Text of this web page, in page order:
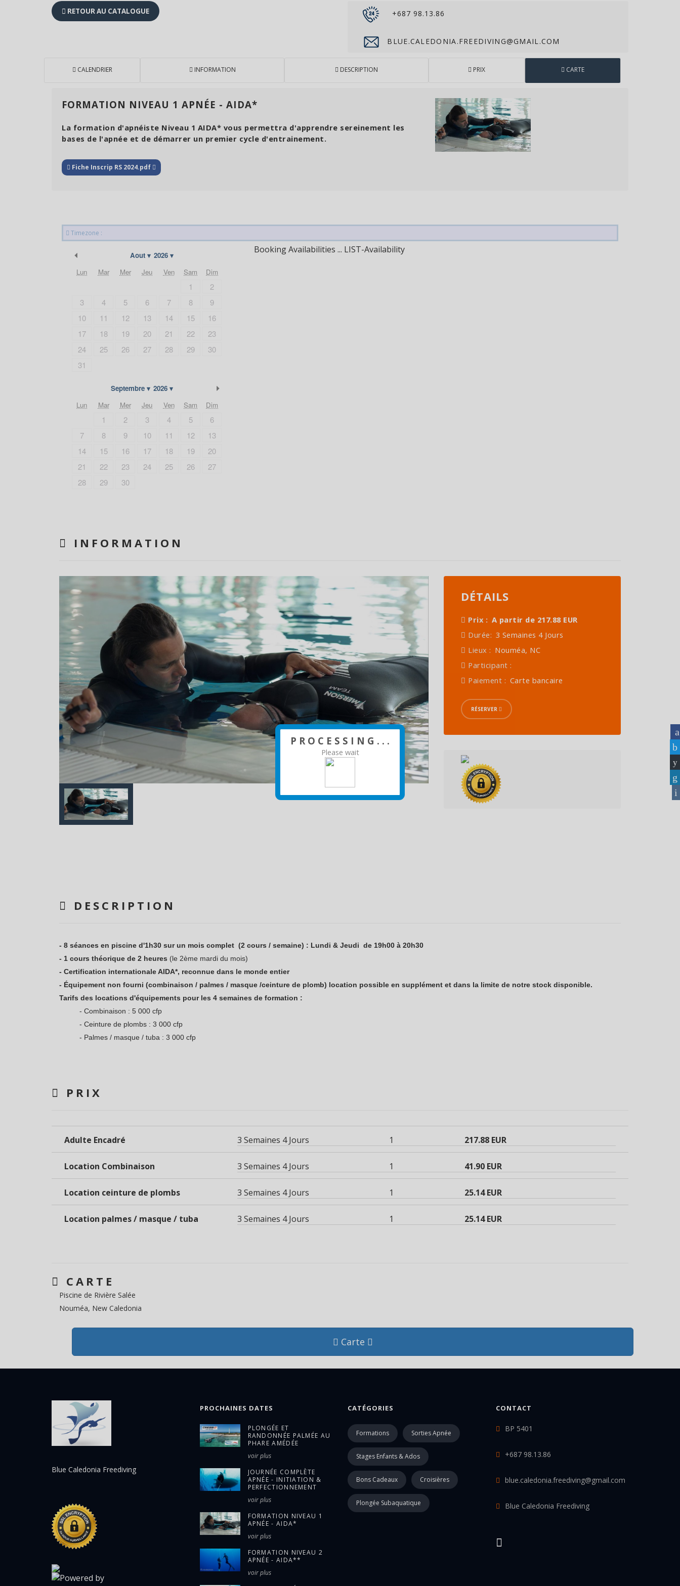
P R O C E S S I N G . . .
Please wait
RETOUR AU CATALOGUE +687 98.13.86
BLUE.CALEDONIA.FREEDIVING@GMAIL.COM
CALENDRIER INFORMATION DESCRIPTION PRIX CARTE
FORMATION NIVEAU 1 APNÉE - AIDA*
La formation d'apnéiste Niveau 1 AIDA* vous permettra d'apprendre sereinement les
bases de l'apnée et de démarrer un premier cycle d'entrainement.
Fiche Inscrip RS 2024.pdf
Timezone :
Aout 2026
Lun Mar Mer Jeu Ven Sam Dim
1
2
3
4 5 6 7 8
9
10
11 12 13 14 15
16
17
18 19 20 21 22
23
24
25 26 27 28 29
30
31
Septembre 2026
Lun Mar Mer Jeu Ven Sam Dim
1 2 3 4 5
6
7
8 9 10 11 12
13
14
15 16 17 18 19
20
21
22 23 24 25 26
27
28
29 30
Booking Availabilities ... LIST-Availability
INFORMATION
DÉTAILS
Prix : A partir de 217.88 EUR
Durée: 3 Semaines 4 Jours
Lieux : Nouméa, NC
Participant :
Paiement : Carte bancaire
RÉSERVER
DESCRIPTION
- 8 séances en piscine d'1h30 sur un mois complet (2 cours / semaine) : Lundi & Jeudi de 19h00 à 20h30
- 1 cours théorique de 2 heures (le 2ème mardi du mois)
- Certification internationale AIDA*, reconnue dans le monde entier
- Équipement non fourni (combinaison / palmes / masque /ceinture de plomb) location possible en supplément et dans la limite de notre stock disponible.
Tarifs des locations d'équipements pour les 4 semaines de formation :
- Combinaison : 5 000 cfp
- Ceinture de plombs : 3 000 cfp
- Palmes / masque / tuba : 3 000 cfp
PRIX
Adulte Encadré 3 Semaines 4 Jours 1 217.88 EUR
Location Combinaison 3 Semaines 4 Jours 1 41.90 EUR
Location ceinture de plombs 3 Semaines 4 Jours 1 25.14 EUR
Location palmes / masque / tuba 3 Semaines 4 Jours 1 25.14 EUR
CARTE
Piscine de Rivière Salée
Nouméa, New Caledonia
Carte
Blue Caledonia Freediving
PROCHAINES DATES
PLONGÉE ET
RANDONNÉE PALMÉE AU
PHARE AMÉDÉE
voir plus
JOURNÉE COMPLÈTE
APNÉE - INITIATION &
PERFECTIONNEMENT
voir plus
FORMATION NIVEAU 1
APNÉE - AIDA*
voir plus
FORMATION NIVEAU 2
APNÉE - AIDA**
voir plus
CATÉGORIES
Formations Sorties Apnée
Stages Enfants & Ados
Bons Cadeaux Croisières
Plongée Subaquatique
CONTACT
BP 5401
+687 98.13.86
blue.caledonia.freediving@gmail.com
Blue Caledonia Freediving